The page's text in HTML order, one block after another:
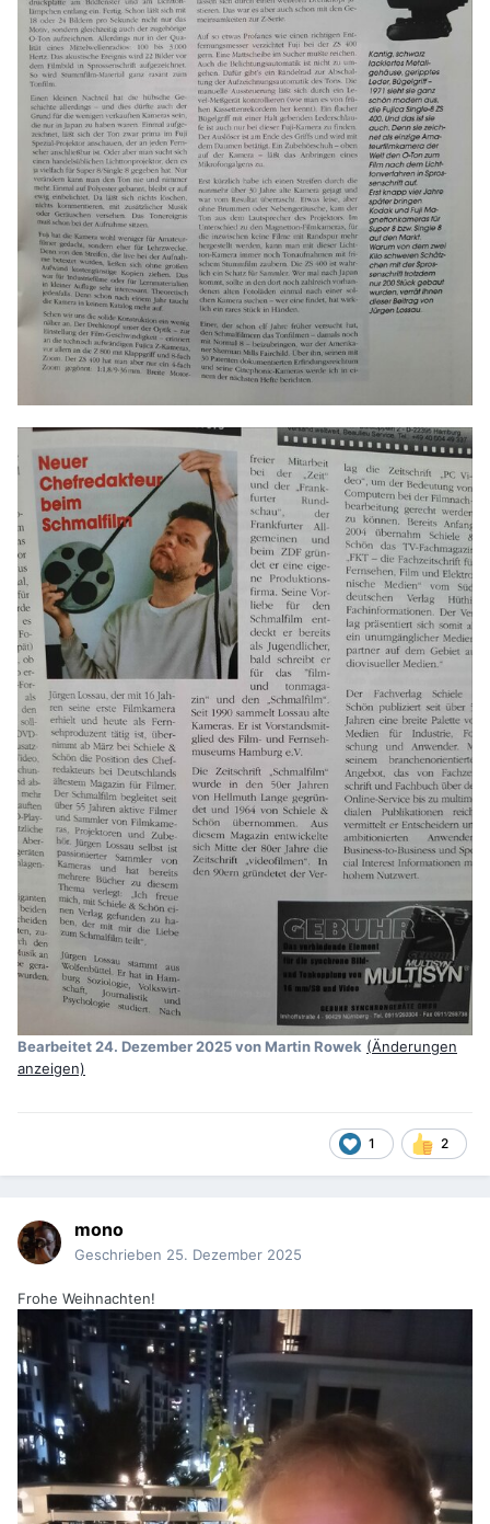
Bearbeitet 24. Dezember 2025von Martin Rowek (Änderungen
anzeigen)
1 2
mono
Geschrieben 25. Dezember 2025
Frohe Weihnachten!